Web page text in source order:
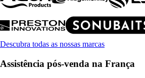
Descubra todas as nossas marcas
Assistência pós-venda na França